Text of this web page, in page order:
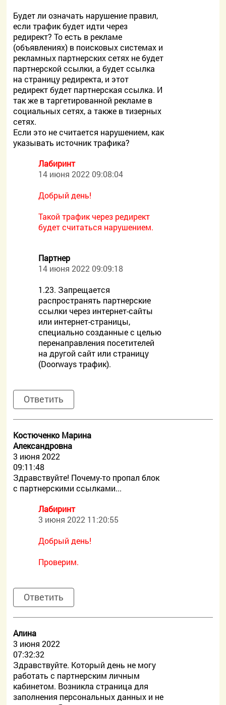
Будет ли означать нарушение правил,
если трафик будет идти через
редирект? То есть в рекламе
(объявлениях) в поисковых системах и
рекламных партнерских сетях не будет
партнерской ссылки, а будет ссылка
на страницу редиректа, и этот
редирект будет партнерская ссылка. И
так же в таргетированной рекламе в
социальных сетях, а также в тизерных
сетях.
Если это не считается нарушением, как
указывать источник трафика?
Лабиринт
14 июня 2022 09:08:04
Добрый день!
Такой трафик через редирект
будет считаться нарушением.
Партнер
14 июня 2022 09:09:18
1.23. Запрещается
распространять партнерские
ссылки через интернет-сайты
или интернет-страницы,
специально созданные с целью
перенаправления посетителей
на другой сайт или страницу
(Doorways трафик).
Ответить
Костюченко Марина
Александровна
3 июня 2022
09:11:48
Здравствуйте! Почему-то пропал блок
с партнерскими ссылками...
Лабиринт
3 июня 2022 11:20:55
Добрый день!
Проверим.
Ответить
Алина
3 июня 2022
07:32:32
Здравствуйте. Который день не могу
работать с партнерским личным
кабинетом. Возникла страница для
заполнения персональных данных и не